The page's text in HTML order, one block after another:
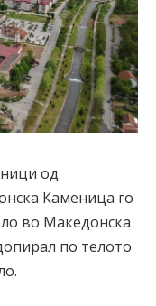
од
Каменица го
во Македонска
по телото